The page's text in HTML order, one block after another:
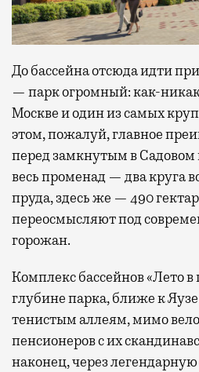
До бассейна отсюда идти
— парк огромный: как-
Москве и один из самых
этом, пожалуй, главное
перед замкнутым в Садовом
весь променад — два круга
пруда, здесь же — 490
переосмысляют под
горожан.
Комплекс бассейнов «Лето в
глубине парка, ближе к
тенистым аллеям, мимо
пенсионеров с их
наконец, через